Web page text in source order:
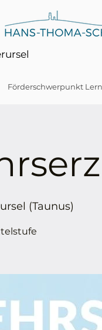
Förderschwerpunkt
(Taunus)